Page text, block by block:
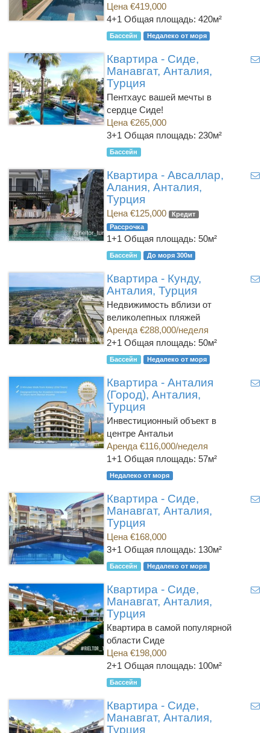
Цена €419,000
4+1 Общая площадь: 420м²
Бассейн Недалеко от моря
Квартира - Сиде,
Манавгат, Анталия,
Турция
Пентхаус вашей мечты в
сердце Сиде!
Цена €265,000
3+1 Общая площадь: 230м²
Бассейн
Квартира - Авсаллар,
Алания, Анталия,
Турция
Цена €125,000
Кредит
Рассрочка
1+1 Общая площадь: 50м²
Бассейн До моря 300м
Квартира - Кунду,
Анталия, Турция
Недвижимость вблизи от
великолепных пляжей
Аренда €288,000/неделя
2+1 Общая площадь: 50м²
Бассейн Недалеко от моря
Квартира - Анталия
(Город), Анталия,
Турция
Инвестиционный объект в
центре Антальи
Аренда €116,000/неделя
1+1 Общая площадь: 57м²
Недалеко от моря
Квартира - Сиде,
Манавгат, Анталия,
Турция
Цена €168,000
3+1 Общая площадь: 130м²
Бассейн Недалеко от моря
Квартира - Сиде,
Манавгат, Анталия,
Турция
Квартира в самой популярной
области Сиде
Цена €198,000
2+1 Общая площадь: 100м²
Бассейн
Квартира - Сиде,
Манавгат, Анталия,
Турция